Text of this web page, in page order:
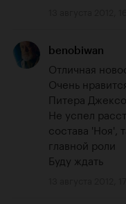
benobiwan
Отличная
Очень
Питера
Не успел
состава 'Ноя',
главной роли
Буду ждать